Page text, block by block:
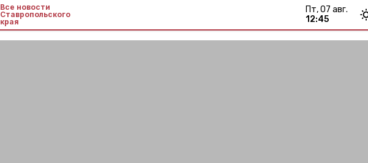
Все новости
Ставропольского
края
пт, 07 авг.
12:45